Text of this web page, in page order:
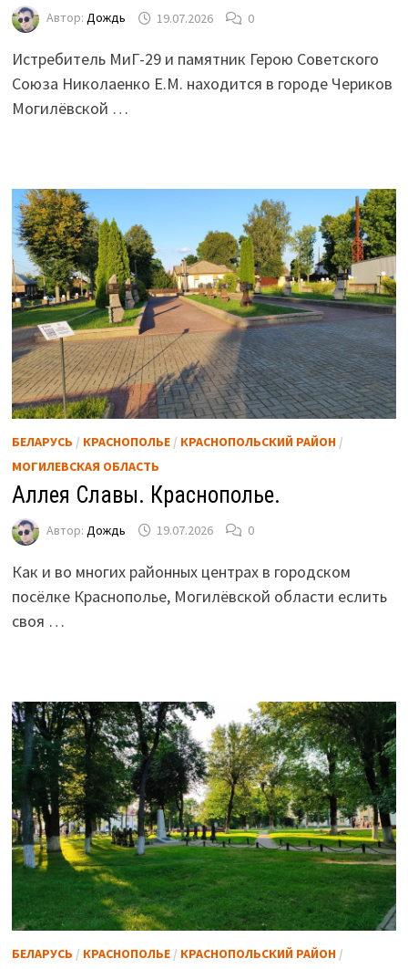
Автор: Дождь 19.07.2026 0
Истребитель МиГ-29 и памятник Герою Советского
Союза Николаенко Е.М. находится в городе Чериков
Могилёвской …
БЕЛАРУСЬ / КРАСНОПОЛЬЕ/ КРАСНОПОЛЬСКИЙ РАЙОН/
МОГИЛЕВСКАЯ ОБЛАСТЬ
Аллея Славы. Краснополье.
Автор: Дождь 19.07.2026 0
Как и во многих районных центрах в городском
посёлке Краснополье, Могилёвской области еслить
своя …
БЕЛАРУСЬ / КРАСНОПОЛЬЕ/ КРАСНОПОЛЬСКИЙ РАЙОН/